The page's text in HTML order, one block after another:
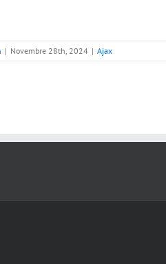
| Novembre 28th, 2024 | Ajax